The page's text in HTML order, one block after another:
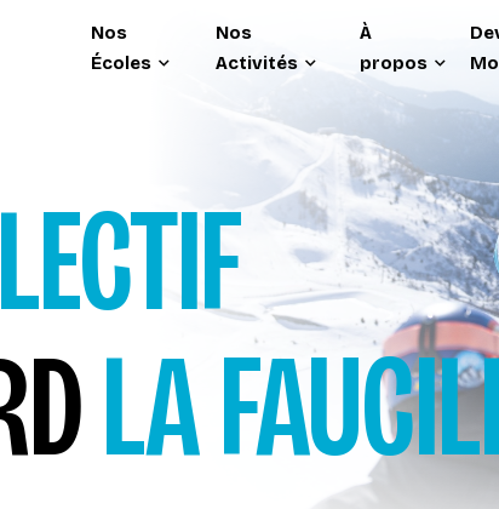
Nos
Écoles
Nos
Activités
À
propos
LA